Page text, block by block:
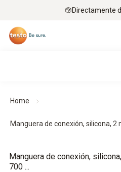
Directamente
Home
Manguera de conexión, silicona, 2
Manguera de conexión,
700 ...